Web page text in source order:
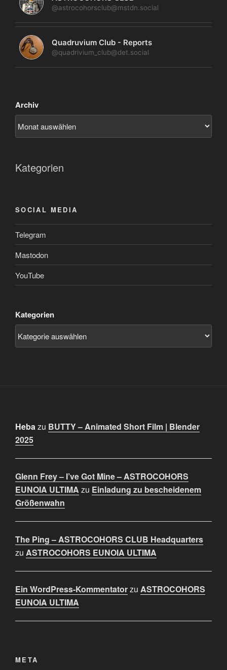
@astrocohorsclub@mstdn.social
Quadruvium Club - Reports
@quadrivium_club@det.social
Archiv
Kategorien
SOCIAL MEDIA
Telegram
Mastodon
YouTube
Kategorien
Hebazu BUTTY – Animated Short Film | Blender
2025
Glenn Frey – I’ve Got Mine – ASTROCOHORS
EUNOIA ULTIMA zu Einladung zu bescheidenem
Größenwahn
The Ping – ASTROCOHORS CLUB Headquarters
zu ASTROCOHORS EUNOIA ULTIMA
Ein WordPress-Kommentatorzu ASTROCOHORS
EUNOIA ULTIMA
META